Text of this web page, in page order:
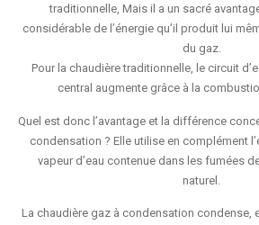
traditionnelle, Mais il a un sacré
considérable de l’énergie qu’il produit lui
du gaz.
Pour la chaudière traditionnelle, le circuit
central augmente grâce à la
Quel est donc l’avantage et la différence
condensation ? Elle utilise en complément
vapeur d’eau contenue dans les fumées
naturel.
La chaudière gaz à condensation condense,